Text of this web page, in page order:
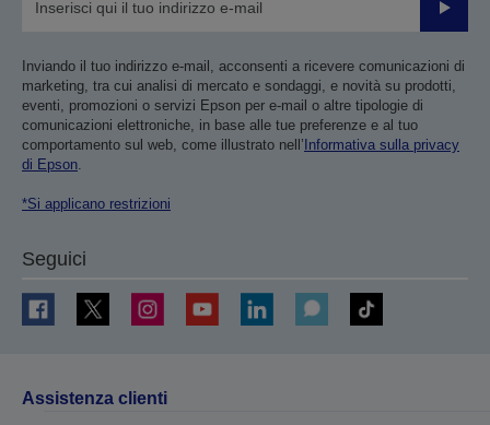
Invia
Inviando il tuo indirizzo e-mail, acconsenti a ricevere comunicazioni di
marketing, tra cui analisi di mercato e sondaggi, e novità su prodotti,
eventi, promozioni o servizi Epson per e-mail o altre tipologie di
comunicazioni elettroniche, in base alle tue preferenze e al tuo
comportamento sul web, come illustrato nell’ Informativa sulla privacy
di Epson.
*Si applicano restrizioni
Seguici
Assistenza clienti